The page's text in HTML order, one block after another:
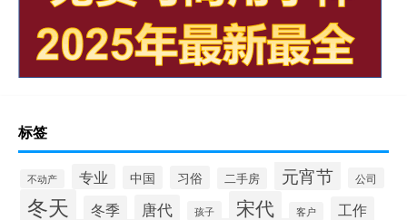
标签
不动产 专业 中国 习俗 二手房 元宵节 公司
冬天 冬季 唐代 孩子 宋代 客户 工作